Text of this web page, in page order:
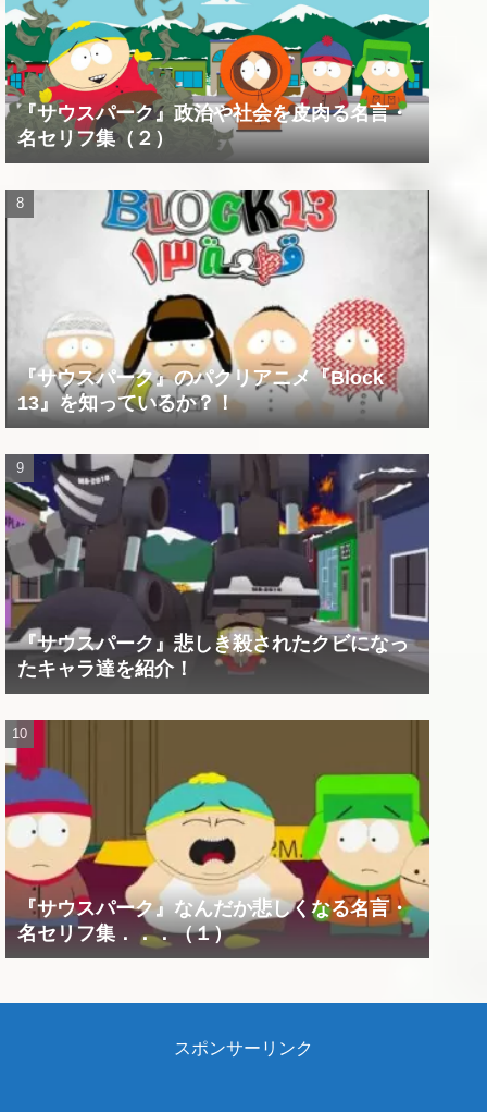
『サウスパーク』政治や社会を皮肉る名言・
名セリフ集（２）
『サウスパーク』のパクリアニメ『Block
13』を知っているか？！
『サウスパーク』悲しき殺されたクビになっ
たキャラ達を紹介！
『サウスパーク』なんだか悲しくなる名言・
名セリフ集．．．（１）
スポンサーリンク